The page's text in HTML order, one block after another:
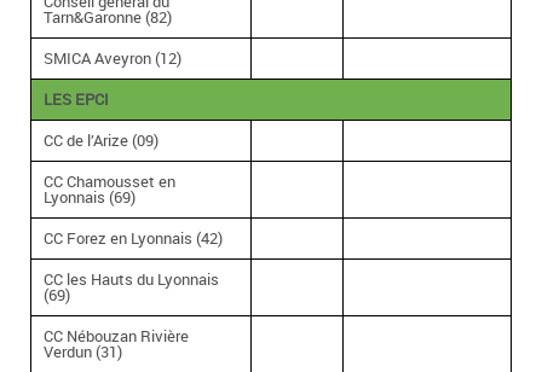
Tarn&Garonne (82)
SMICA Aveyron (12)
LES EPCI
CC de l’Arize (09)
CC Chamousset en
Lyonnais (69)
CC Forez en Lyonnais (42)
CC les Hauts du Lyonnais
(69)
CC Nébouzan Rivière
Verdun (31)